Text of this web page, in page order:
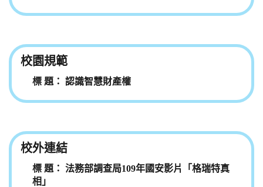
校園規範
認識智慧財產權
校外連結
法務部調查局109年國安影片「格瑞特真
相」